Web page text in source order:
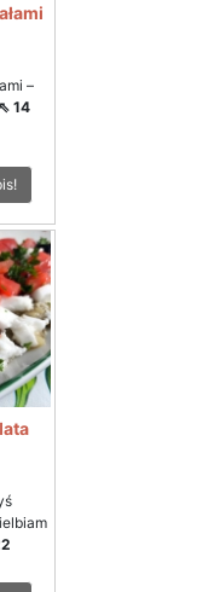
–
⇖ 14